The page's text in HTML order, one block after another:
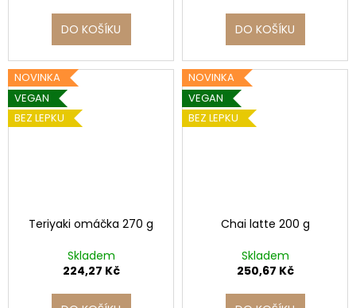
DO KOŠÍKU DO KOŠÍKU
NOVINKA
VEGAN
BEZ LEPKU
Teriyaki omáčka 270 g
Skladem
224,27 Kč
NOVINKA
VEGAN
BEZ LEPKU
Chai latte 200 g
Skladem
250,67 Kč